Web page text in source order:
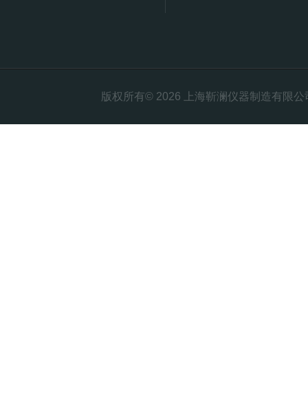
版权所有© 2026 上海靳澜仪器制造有限